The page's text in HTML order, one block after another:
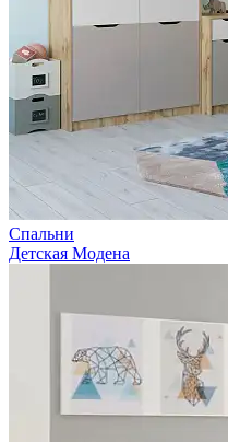
Спальни
Детская Модена